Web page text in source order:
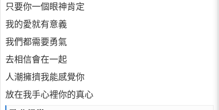
只要你一個眼神肯定
我的愛就有意義
我們都需要勇氣
去相信會在一起
人潮擁擠我能感覺你
放在我手心裡你的真心